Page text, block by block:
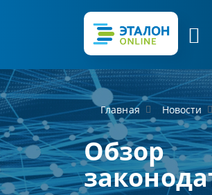
Главная Новости
Обзор